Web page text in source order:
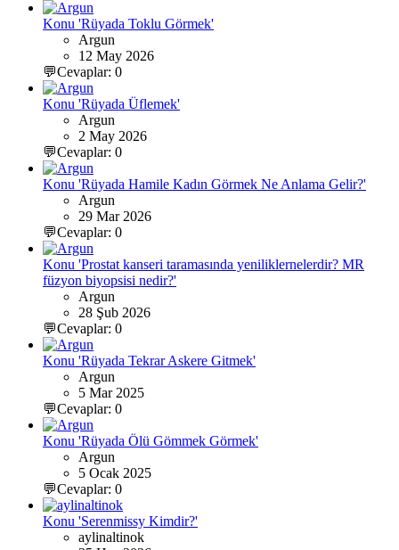
Konu 'Rüyada Toklu Görmek'
Argun
12 May 2026
💬Cevaplar: 0
Konu 'Rüyada Üflemek'
Argun
2 May 2026
💬Cevaplar: 0
Konu 'Rüyada Hamile Kadın Görmek Ne Anlama Gelir?'
Argun
29 Mar 2026
💬Cevaplar: 0
Konu 'Prostat kanseri taramasında yeniliklernelerdir? MR
füzyon biyopsisi nedir?'
Argun
28 Şub 2026
💬Cevaplar: 0
Konu 'Rüyada Tekrar Askere Gitmek'
Argun
5 Mar 2025
💬Cevaplar: 0
Konu 'Rüyada Ölü Gömmek Görmek'
Argun
5 Ocak 2025
💬Cevaplar: 0
Konu 'Serenmissy Kimdir?'
aylinaltinok